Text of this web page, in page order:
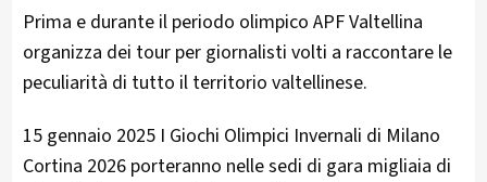
Prima e durante il periodo olimpico APF Valtellina
organizza dei tour per giornalisti volti a raccontare le
peculiarità di tutto il territorio valtellinese.
15 gennaio 2025 I Giochi Olimpici Invernali di Milano
Cortina 2026 porteranno nelle sedi di gara migliaia di